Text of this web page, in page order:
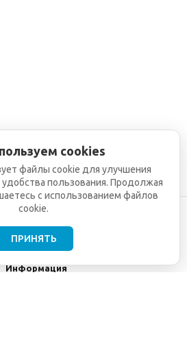
Информация
cookies
файлы cookie для улучшения
пользования. Продолжая
с использованием файлов
cookie.
ПРИНЯТЬ